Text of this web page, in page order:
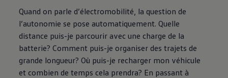
Applications Volkswagen, connexion et
We Charge
Réseau Volkswagen Luxembourg
Liste des concessionnaires
Recherche de concessionnaire
75 ans de Volkswagen au Luxembourg
Véhicules en stock
Quand on parle d’électromobilité, la question de
l’autonomie se pose automatiquement. Quelle
distance puis-je parcourir avec une charge de la
batterie? Comment puis-je organiser des trajets de
grande longueur? Où puis-je recharger mon véhicule
et combien de temps cela prendra? En passant à